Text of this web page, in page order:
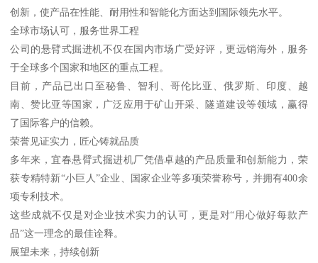
创新，使产品在性能、耐用性和智能化方面达到国际领先水平。
全球市场认可，服务世界工程
公司的悬臂式掘进机不仅在国内市场广受好评，更远销海外，服务
于全球多个国家和地区的重点工程。
目前，产品已出口至秘鲁、智利、哥伦比亚、俄罗斯、印度、越
南、赞比亚等国家，广泛应用于矿山开采、隧道建设等领域，赢得
了国际客户的信赖。
荣誉见证实力，匠心铸就品质
多年来，宜春悬臂式掘进机厂凭借卓越的产品质量和创新能力，荣
获专精特新“小巨人”企业、国家企业等多项荣誉称号，并拥有400余
项专利技术。
这些成就不仅是对企业技术实力的认可，更是对“用心做好每款产
品”这一理念的最佳诠释。
展望未来，持续创新